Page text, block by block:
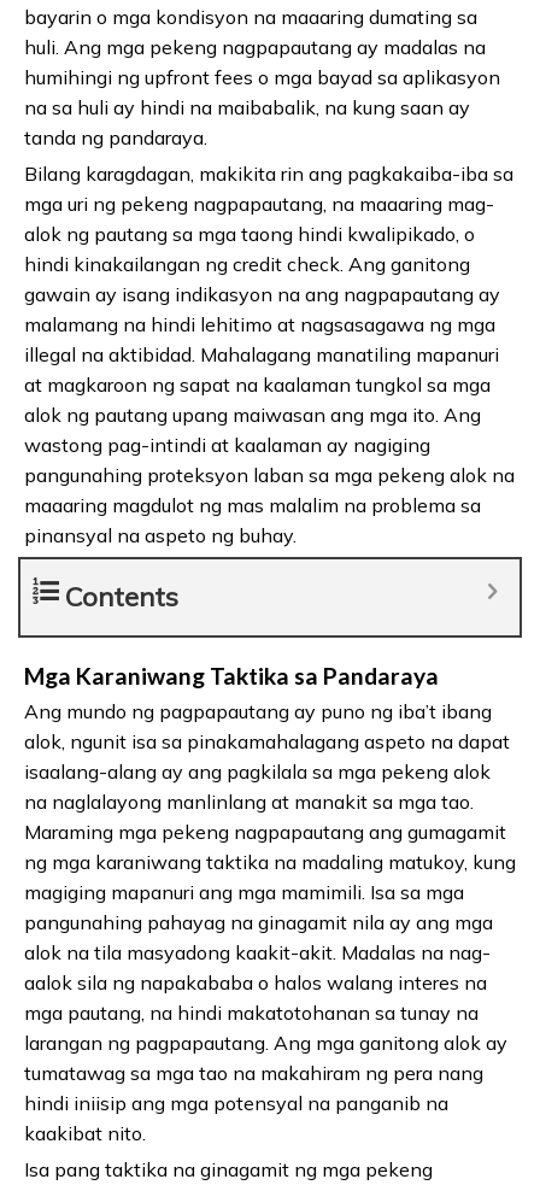
bayarin o mga kondisyon na maaaring dumating sa
huli. Ang mga pekeng nagpapautang ay madalas na
humihingi ng upfront fees o mga bayad sa aplikasyon
na sa huli ay hindi na maibabalik, na kung saan ay
tanda ng pandaraya.
Bilang karagdagan, makikita rin ang pagkakaiba-iba sa
mga uri ng pekeng nagpapautang, na maaaring mag-
alok ng pautang sa mga taong hindi kwalipikado, o
hindi kinakailangan ng credit check. Ang ganitong
gawain ay isang indikasyon na ang nagpapautang ay
malamang na hindi lehitimo at nagsasagawa ng mga
illegal na aktibidad. Mahalagang manatiling mapanuri
at magkaroon ng sapat na kaalaman tungkol sa mga
alok ng pautang upang maiwasan ang mga ito. Ang
wastong pag-intindi at kaalaman ay nagiging
pangunahing proteksyon laban sa mga pekeng alok na
maaaring magdulot ng mas malalim na problema sa
pinansyal na aspeto ng buhay.
Contents
Mga Karaniwang Taktika sa Pandaraya
Ang mundo ng pagpapautang ay puno ng iba’t ibang
alok, ngunit isa sa pinakamahalagang aspeto na dapat
isaalang-alang ay ang pagkilala sa mga pekeng alok
na naglalayong manlinlang at manakit sa mga tao.
Maraming mga pekeng nagpapautang ang gumagamit
ng mga karaniwang taktika na madaling matukoy, kung
magiging mapanuri ang mga mamimili. Isa sa mga
pangunahing pahayag na ginagamit nila ay ang mga
alok na tila masyadong kaakit-akit. Madalas na nag-
aalok sila ng napakababa o halos walang interes na
mga pautang, na hindi makatotohanan sa tunay na
larangan ng pagpapautang. Ang mga ganitong alok ay
tumatawag sa mga tao na makahiram ng pera nang
hindi iniisip ang mga potensyal na panganib na
kaakibat nito.
Isa pang taktika na ginagamit ng mga pekeng